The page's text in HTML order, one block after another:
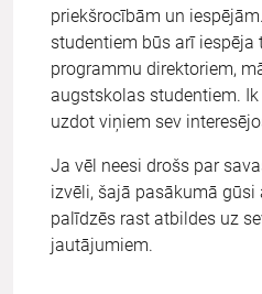
priekšrocībām un
studentiem būs arī iespēja
programmu direktoriem,
augstskolas studentiem.
uzdot viņiem sev
Ja vēl neesi drošs par
izvēli, šajā pasākumā gūsi
palīdzēs rast atbildes uz
jautājumiem.